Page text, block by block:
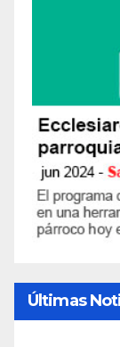
Últimas